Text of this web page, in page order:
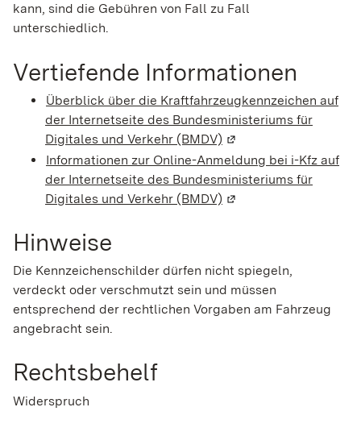
kann, sind die Gebühren von Fall zu Fall
unterschiedlich.
Vertiefende Informationen
Überblick über die Kraftfahrzeugkennzeichen auf
der Internetseite des Bundesministeriums für
Digitales und Verkehr (BMDV) (Wird in einem neuen
Informationen zur Online-Anmeldung bei i-Kfz auf
der Internetseite des Bundesministeriums für
Digitales und Verkehr (BMDV) (Wird in einem neuen
Hinweise
Die Kennzeichenschilder dürfen nicht spiegeln,
verdeckt oder verschmutzt sein und müssen
entsprechend der rechtlichen Vorgaben am Fahrzeug
angebracht sein.
Rechtsbehelf
Widerspruch